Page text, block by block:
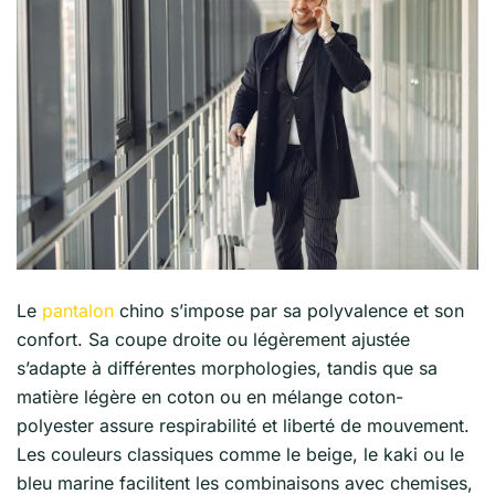
Le pantalon chino s’impose par sa polyvalence et son
confort. Sa coupe droite ou légèrement ajustée
s’adapte à différentes morphologies, tandis que sa
matière légère en coton ou en mélange coton-
polyester assure respirabilité et liberté de mouvement.
Les couleurs classiques comme le beige, le kaki ou le
bleu marine facilitent les combinaisons avec chemises,